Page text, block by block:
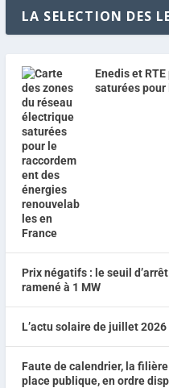
LA SELECTION DES
Enedis et
saturées
Prix négatifs : le seuil
ramené à 1 MW
L’actu solaire de juillet 2026
Faute de calendrier, la
place publique, en ordre